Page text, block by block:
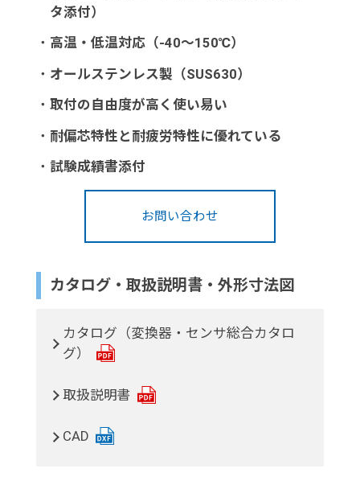
タ添付）
・ 高温・低温対応（-40～150℃）
・ オールステンレス製（SUS630）
・ 取付の自由度が高く使い易い
・ 耐偏芯特性と耐疲労特性に優れている
・ 試験成績書添付
お問い合わせ
カタログ・取扱説明書・外形寸法図
カタログ（変換器・センサ総合カタロ
グ）
取扱説明書
CAD